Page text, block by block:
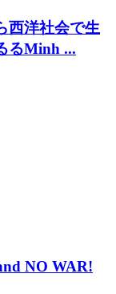
西洋社会で生
るMinh ...
NO WAR!